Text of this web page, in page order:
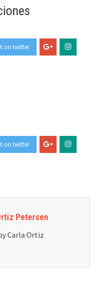
on twitter
on twitter
Petersen
Carla Ortiz